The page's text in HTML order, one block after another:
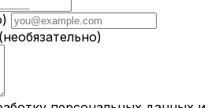
(необязательно)